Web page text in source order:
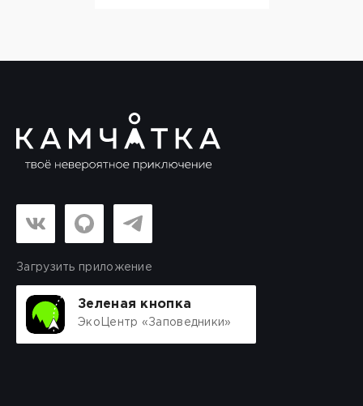
Загрузить приложение
Зеленая кнопка
ЭкоЦентр «Заповедники»